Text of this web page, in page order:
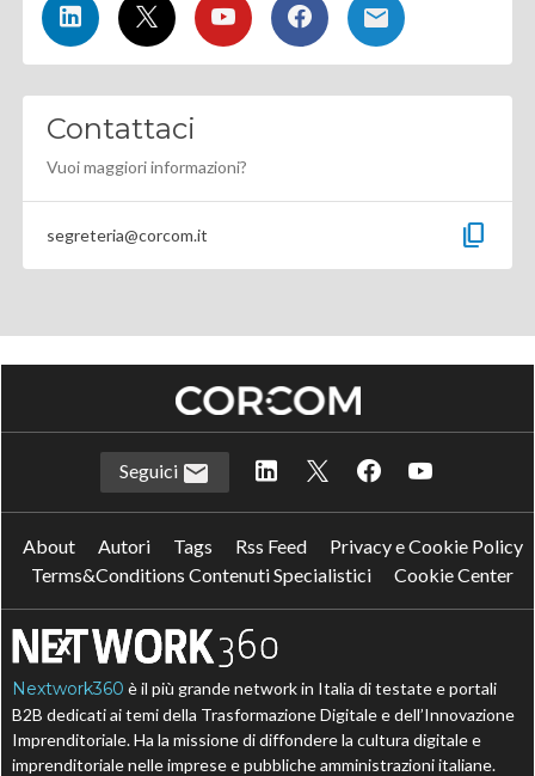
Contattaci
Vuoi maggiori informazioni?
segreteria@corcom.it content_copy
Seguici
About Autori Tags Rss Feed
Privacy e Cookie Policy
Terms&Conditions Contenuti Specialistici
Cookie Center
Nextwork360 è il più grande network in Italia di testate e portali
B2B dedicati ai temi della Trasformazione Digitale e dell’Innovazione
Imprenditoriale. Ha la missione di diffondere la cultura digitale e
imprenditoriale nelle imprese e pubbliche amministrazioni italiane.